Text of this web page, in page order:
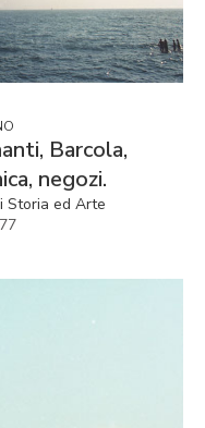
Barcola,
negozi.
Storia ed Arte